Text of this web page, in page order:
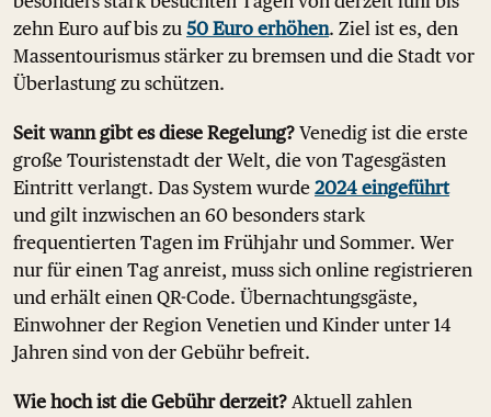
zehn Euro auf bis zu 50 Euro erhöhen. Ziel ist es, den
Massentourismus stärker zu bremsen und die Stadt vor
Überlastung zu schützen.
Seit wann gibt es diese Regelung? Venedig ist die erste
große Touristenstadt der Welt, die von Tagesgästen
Eintritt verlangt. Das System wurde 2024 eingeführt
und gilt inzwischen an 60 besonders stark
frequentierten Tagen im Frühjahr und Sommer. Wer
nur für einen Tag anreist, muss sich online registrieren
und erhält einen QR-Code. Übernachtungsgäste,
Einwohner der Region Venetien und Kinder unter 14
Jahren sind von der Gebühr befreit.
Wie hoch ist die Gebühr derzeit? Aktuell zahlen